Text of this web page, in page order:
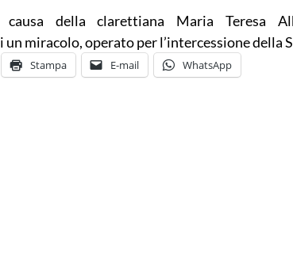
della clarettiana Maria Teresa
un miracolo, operato per l’intercessione della
Stampa E-mail WhatsApp